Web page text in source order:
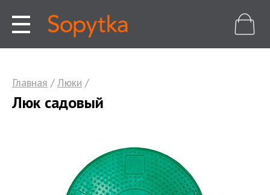
Главная /Люки /
Люк садовый